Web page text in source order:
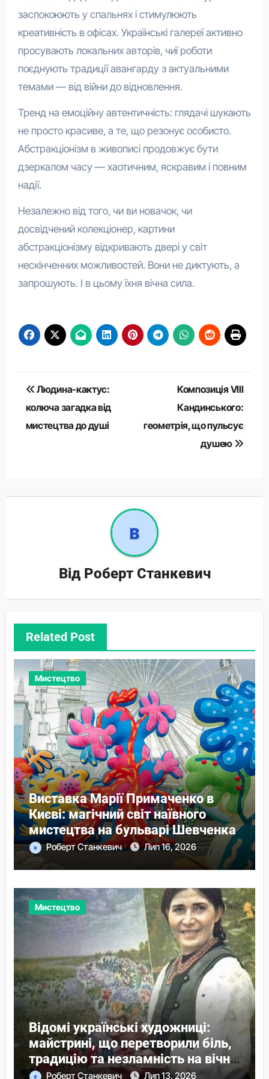
заспокоюють у спальнях і стимулюють
креативність в офісах. Українські галереї активно
просувають локальних авторів, чиї роботи
поєднують традиції авангарду з актуальними
темами — від війни до відновлення.
Тренд на емоційну автентичність: глядачі шукають
не просто красиве, а те, що резонує особисто.
Абстракціонізм в живописі продовжує бути
дзеркалом часу — хаотичним, яскравим і повним
надії.
Незалежно від того, чи ви новачок, чи
досвідчений колекціонер, картини
абстракціонізму відкривають двері у світ
нескінченних можливостей. Вони не диктують, а
запрошують. І в цьому їхня вічна сила.
Навігація
записів
Людина-кактус:
колюча загадка від
мистецтва до душі
Композиція VIII
Кандинського:
геометрія, що пульсує
душею
Від Роберт Станкевич
Related Post
Мистецтво
Виставка Марії Примаченко в
Києві: магічний світ наївного
мистецтва на бульварі Шевченка
Роберт Станкевич Лип 16, 2026
Мистецтво
Відомі українські художниці:
майстрині, що перетворили біль,
традицію та незламність на вічні
образи
Роберт Станкевич Лип 13, 2026